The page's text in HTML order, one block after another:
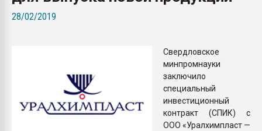
28/02/2019
Свердловское
минпромнауки
заключило
специальный
инвестиционный
контракт (СПИК) с
ООО «Уралхимпласт —